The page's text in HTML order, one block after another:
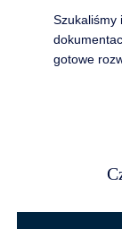
Szukaliśmy
gotowe